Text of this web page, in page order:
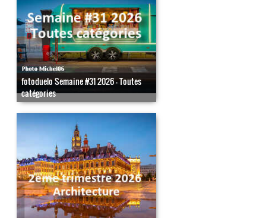
fotoduelo Semaine #31 2026 - Toutes
catégories